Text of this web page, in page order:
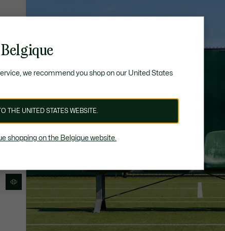
we recommend you shop on our United States
THE UNITED STATES WEBSITE.
shopping on the Belgique website.